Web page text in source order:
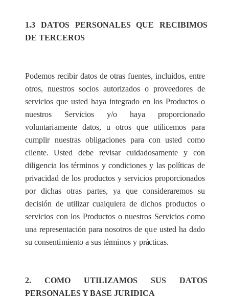
1.3 DATOS PERSONALES QUE RECIBIMOS
DETERCEROS
Podemos recibir datos de otras fuentes, incluidos, entre
otros, nuestros socios autorizados o proveedores de
servicios que usted haya integrado en los Productos o
nuestros Servicios y/o haya proporcionado
voluntariamente datos, u otros que utilicemos para
cumplir nuestras obligaciones paracon usted como
cliente.Usted debe revisarcuidadosamente y con
diligencia los términos ycondiciones y las políticas de
privacidadde los productos y servicios proporcionados
por dichas otras partes, ya queconsideraremos su
decisión de utilizarcualquiera de dichos productos o
servicios con losProductos o nuestros Servicioscomo
unarepresentación para nosotros de que usted ha dado
suconsentimiento a sus términos y prácticas.
2. COMO UTILIZAMOS SUS DATOS
PERSONALES Y BASE JURIDICA